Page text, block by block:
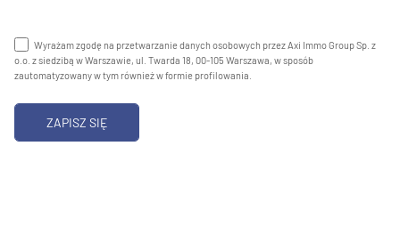
Wyrażam zgodę na przetwarzanie danych osobowych przez Axi Immo Group Sp. z
o.o. z siedzibą w Warszawie, ul. Twarda 18, 00-105 Warszawa, w sposób
zautomatyzowany w tym również w formie profilowania.